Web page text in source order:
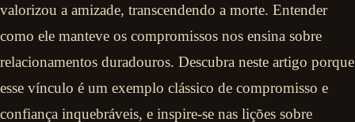
valorizou a amizade, transcendendo a morte. Entender
como ele manteve os compromissos nos ensina sobre
relacionamentos duradouros. Descubra neste artigo porque
esse vínculo é um exemplo clássico de compromisso e
confiança inquebráveis, e inspire-se nas lições sobre